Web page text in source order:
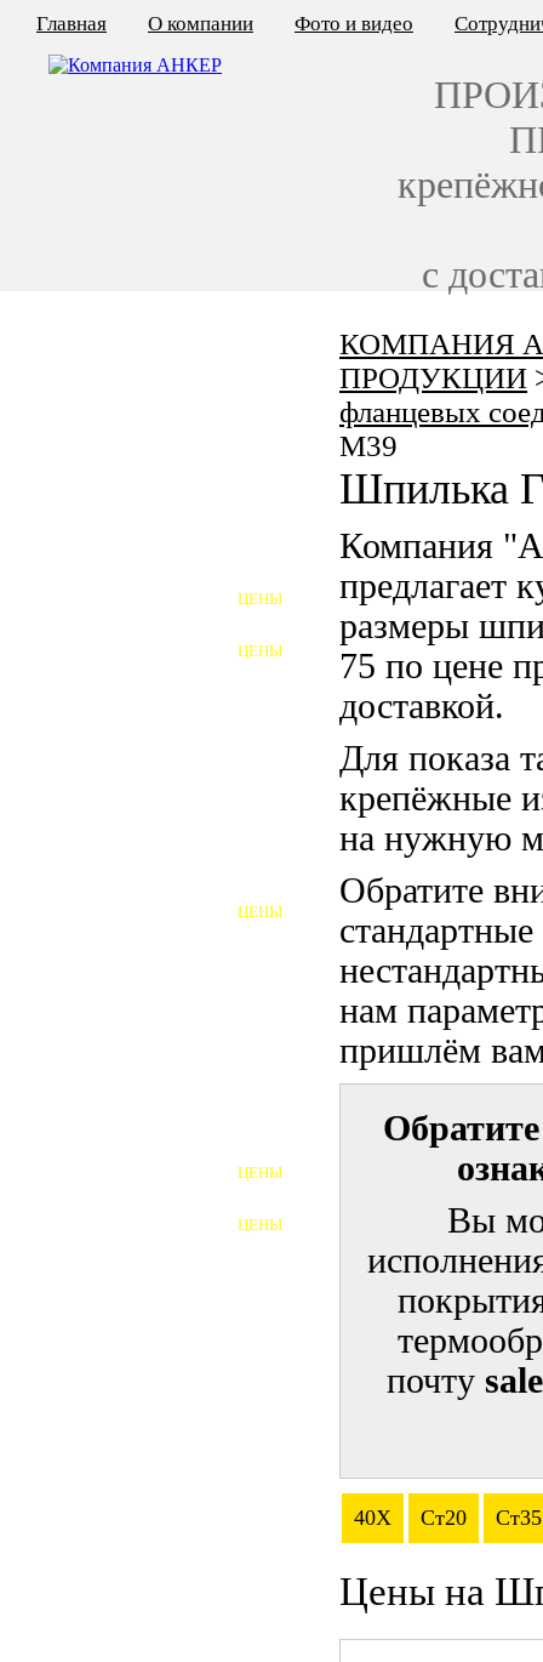
КОМПАНИЯ
ПРОДУКЦИИ
фланцевых
M39
Шпилька
Компания
предлагает
размеры
75 по цене
доставкой.
Для показа
крепёжные
на нужную
Обратите
нам
пришлём
Вы
почту
40Х Ст20 Ст35
Цены на
ЦЕНЫ
ЦЕНЫ
ШАЙБЫ ФУНДАМЕНТНЫЕ
ЦЕНЫ
ЦЕНЫ
ЦЕНЫ
Главная О компании Фото и видео
с